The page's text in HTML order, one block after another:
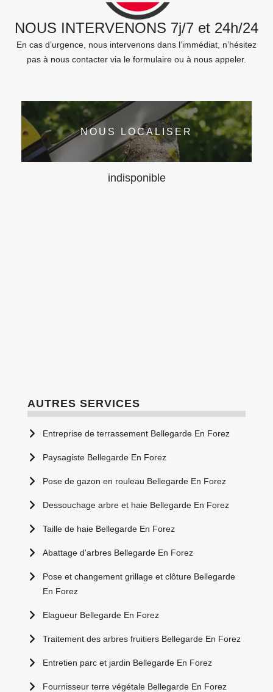
NOUS INTERVENONS 7j/7 et 24h/24
En cas d’urgence, nous intervenons dans l’immédiat, n’hésitez
pas à nous contacter via le formulaire ou à nous appeler.
NOUS LOCALISER
indisponible
AUTRES SERVICES
Entreprise de terrassement Bellegarde En Forez
Paysagiste Bellegarde En Forez
Pose de gazon en rouleau Bellegarde En Forez
Dessouchage arbre et haie Bellegarde En Forez
Taille de haie Bellegarde En Forez
Abattage d'arbres Bellegarde En Forez
Pose et changement grillage et clôture Bellegarde
En Forez
Elagueur Bellegarde En Forez
Traitement des arbres fruitiers Bellegarde En Forez
Entretien parc et jardin Bellegarde En Forez
Fournisseur terre végétale Bellegarde En Forez